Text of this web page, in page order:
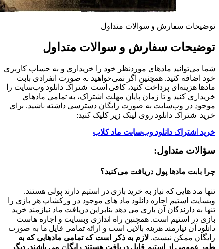
توضیحات سفارش و سوالات متداول
توضیحات سفارش و سوالات متداول
شما می‌توانید مادهای موردنظر خود را خریداری و به حساب کاربری
خود اضافه کنید. همچنین اگر نمی‌خواهید به صورت انفرادی بابت
مادها هزینه‌ای پرداخت کنید، کافی است اشتراک دانلود وب‌سایت را
خریداری کنید و تا زمان پایان مهلت اشتراک، به تمامی مادهای
موجود در وب‌سایت به صورت رایگان دسترسی داشته باشید. برای
خرید اشتراک دانلود روی لینک زیر کلیک کنید:
خرید اشتراک دانلود وب‌سایت ماد کلاب
سؤالات متداول:
چرا بابت مادها پول دریافت می‌کنید؟
تنها ماد هایی که نیاز به خرید بازی در استیم دارند پولی هستند.
وبسایت استیم اجازه دانلود ماد های موجود در ورکشاپ هر بازی را
تنها به دارندگان آن بازی می دهد بنابراین دریافت ماد نیازمند خرید
بازی در استیم است. همچنین راه اندازی وبسایت و اجاره هاست
دانلود آن نیازمند هزینه بالایی است و ارائه تمامی فایل ها به صورت
رایگان ممکن نیست. لازم به ذکر است که تمامی مادهایی که به
طور عمومی از استیم قابل دریافت هستند رایگان می باشند. دیگر